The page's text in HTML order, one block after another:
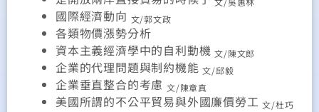
國際經濟動向 文/郭文政
各類物價漲勢分析
資本主義經濟學中的自利動機文/陳文郎
企業的代理問題與制約機能文/邱毅
企業垂直整合的考慮文/陳章真
美國所謂的不公平貿易與外國廉價勞工文/杜巧